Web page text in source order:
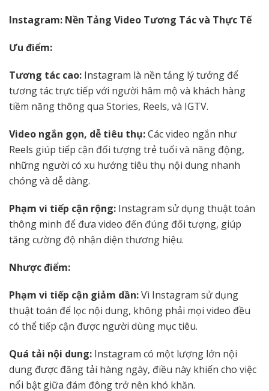
Instagram: Nền Tảng Video Tương Tác và Thực Tế
Ưu điểm:
Tương tác cao: Instagram là nền tảng lý tưởng để
tương tác trực tiếp với người hâm mộ và khách hàng
tiềm năng thông qua Stories, Reels, và IGTV.
Video ngắn gọn, dễ tiêu thụ:Các video ngắn như
Reels giúp tiếp cận đối tượng trẻ tuổi và năng động,
những người có xu hướng tiêu thụ nội dung nhanh
chóng và dễ dàng.
Phạm vi tiếp cận rộng: Instagram sử dụng thuật toán
thông minh để đưa video đến đúng đối tượng, giúp
tăng cường độ nhận diện thương hiệu.
Nhược điểm:
Phạm vi tiếp cận giảm dần:Vì Instagram sử dụng
thuật toán để lọc nội dung, không phải mọi video đều
có thể tiếp cận được người dùng mục tiêu.
Quá tải nội dung: Instagram có một lượng lớn nội
dung được đăng tải hàng ngày, điều này khiến cho việc
nổi bật giữa đám đông trở nên khó khăn.